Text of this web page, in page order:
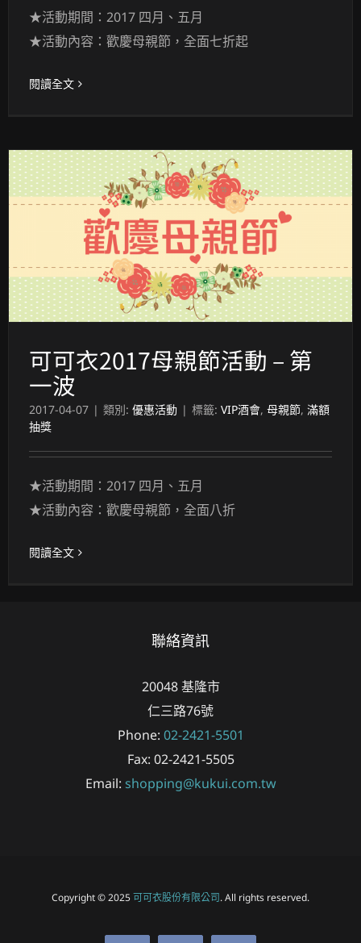
★活動期間：2017 四月、五月
★活動內容：歡慶母親節，全面七折起
閱讀全文
可可衣2017母親節活動 – 第
一波
2017-04-07 | 類別: 優惠活動 | 標籤: VIP酒會, 母親節, 滿額
抽獎
★活動期間：2017 四月、五月
★活動內容：歡慶母親節，全面八折
閱讀全文
聯絡資訊
20048基隆市
仁三路76號
Phone: 02-2421-5501
Fax: 02-2421-5505
Email: shopping@kukui.com.tw
Copyright © 2025可可衣股份有限公司. All rights reserved.